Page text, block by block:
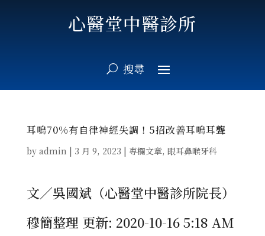
心醫堂中醫診所
耳鳴70%有自律神經失調！5招改善耳鳴耳聾
by admin | 3 月 9, 2023 | 專欄文章, 眼耳鼻喉牙科
文／吳國斌（心醫堂中醫診所院長）
穆簡整理 更新: 2020-10-16 5:18 AM